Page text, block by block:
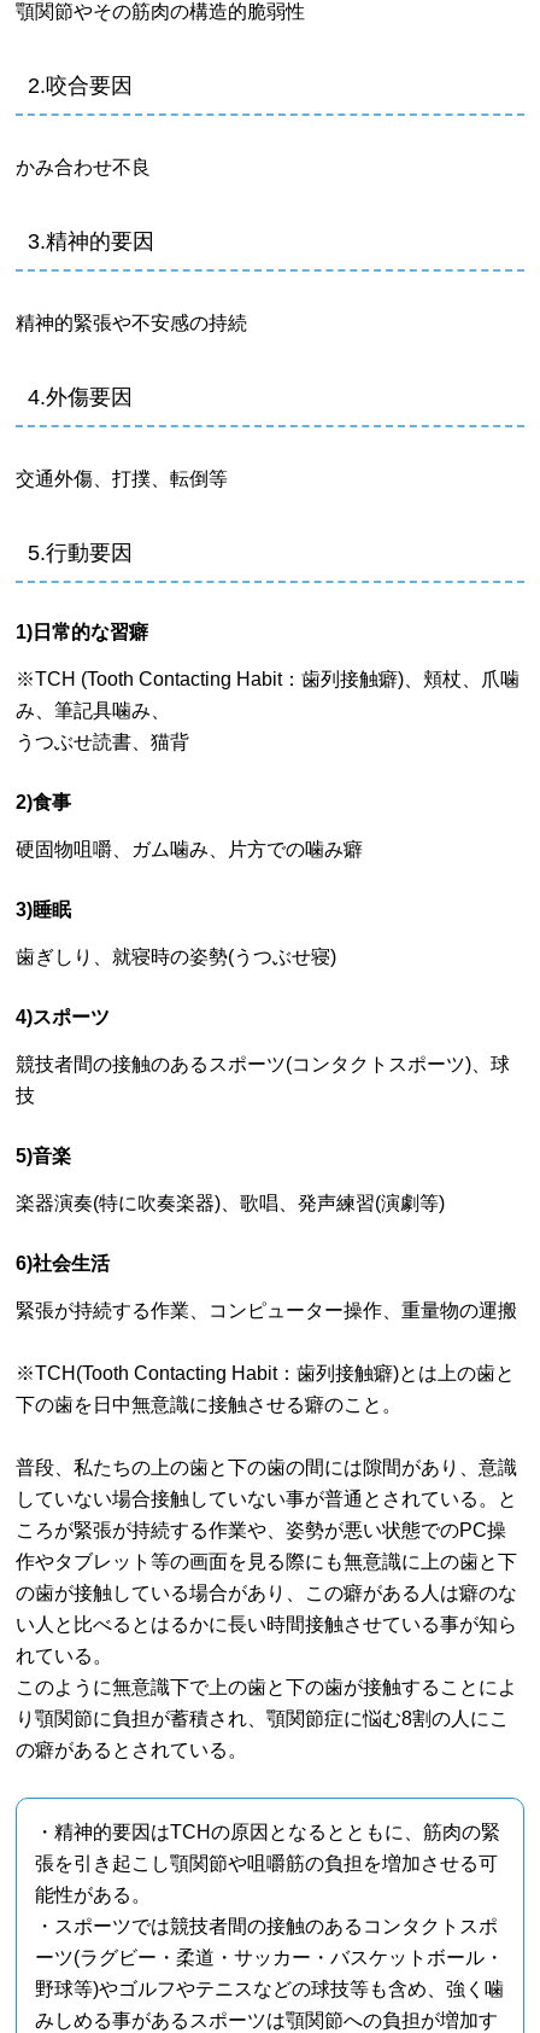
顎関節やその筋肉の構造的脆弱性
2.咬合要因
かみ合わせ不良
3.精神的要因
精神的緊張や不安感の持続
4.外傷要因
交通外傷、打撲、転倒等
5.行動要因
1)日常的な習癖
※TCH (Tooth Contacting Habit：歯列接触癖)、頬杖、爪噛
み、筆記具噛み、
うつぶせ読書、猫背
2)食事
硬固物咀嚼、ガム噛み、片方での噛み癖
3)睡眠
歯ぎしり、就寝時の姿勢(うつぶせ寝)
4)スポーツ
競技者間の接触のあるスポーツ(コンタクトスポーツ)、球
技
5)音楽
楽器演奏(特に吹奏楽器)、歌唱、発声練習(演劇等)
6)社会生活
緊張が持続する作業、コンピューター操作、重量物の運搬
※TCH(Tooth Contacting Habit：歯列接触癖)とは上の歯と
下の歯を日中無意識に接触させる癖のこと。
普段、私たちの上の歯と下の歯の間には隙間があり、意識
していない場合接触していない事が普通とされている。と
ころが緊張が持続する作業や、姿勢が悪い状態でのPC操
作やタブレット等の画面を見る際にも無意識に上の歯と下
の歯が接触している場合があり、この癖がある人は癖のな
い人と比べるとはるかに長い時間接触させている事が知ら
れている。
このように無意識下で上の歯と下の歯が接触することによ
り顎関節に負担が蓄積され、顎関節症に悩む8割の人にこ
の癖があるとされている。
・精神的要因はTCHの原因となるとともに、筋肉の緊
張を引き起こし顎関節や咀嚼筋の負担を増加させる可
能性がある。
・スポーツでは競技者間の接触のあるコンタクトスポ
ーツ(ラグビー・柔道・サッカー・バスケットボール・
野球等)やゴルフやテニスなどの球技等も含め、強く噛
みしめる事があるスポーツは顎関節への負担が増加す